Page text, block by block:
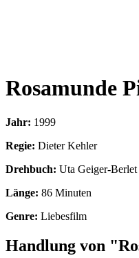
Rosamunde
Jahr: 1999
Regie: Dieter Kehler
Drehbuch: Uta Geiger-Berlet
Länge: 86 Minuten
Genre: Liebesfilm
Handlung von